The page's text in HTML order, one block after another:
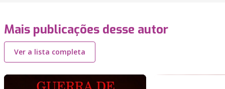
Mais publicações desse autor
Ver a lista completa